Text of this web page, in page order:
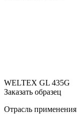
WELTEX GL 435G
Заказать образец
Отрасль применения